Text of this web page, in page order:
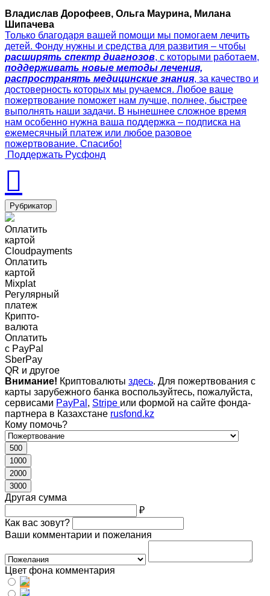
Владислав Дорофеев, Ольга Маурина, Милана
Шипачева
Только благодаря вашей помощи мы помогаем лечить
детей. Фонду нужны и средства для развития – чтобы
расширять спектр диагнозов, с которыми работаем,
поддерживать новые методы лечения,
распространять медицинские знания, за качество и
достоверность которых мы ручаемся. Любое ваше
пожертвование поможет нам лучше, полнее, быстрее
выполнять наши задачи. В нынешнее сложное время
нам особенно нужна ваша поддержка – подписка на
ежемесячный платеж или любое разовое
пожертвование. Спасибо!
Поддержать Русфонд
Рубрикатор
Оплатить
картой
Cloudpayments
Оплатить
картой
Mixplat
Регулярный
платеж
Крипто-
валюта
Оплатить
c PayPal
SberPay
QR и другое
Внимание! Криптовалюты здесь. Для пожертвования с
карты зарубежного банка воспользуйтесь, пожалуйста,
сервисами PayPal , Stripe или формой на сайте фонда-
партнера в Казахстане rusfond.kz
Кому помочь?
500
1000
2000
3000
Другая сумма
₽
Как вас зовут?
Ваши комментарии и пожелания
Цвет фона комментария